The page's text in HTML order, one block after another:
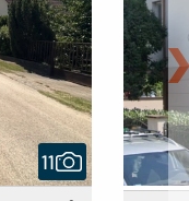
11